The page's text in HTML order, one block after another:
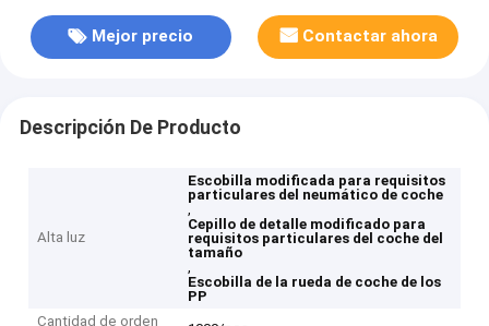
Mejor precio Contactar ahora
Descripción De Producto
Alta luz
Escobilla modificada para requisitos
particulares del neumático de coche
,
Cepillo de detalle modificado para
requisitos particulares del coche del
tamaño
,
Escobilla de la rueda de coche de los
PP
Cantidad de orden